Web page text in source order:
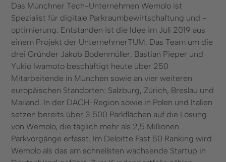
Das Münchner Tech-Unternehmen Wemolo ist
Spezialist für digitale Parkraumbewirtschaftung und -
optimierung. Entstanden ist die Idee im Juli 2019 aus
einem Projekt der UnternehmerTUM. Das Team um die
drei Gründer Jakob Bodenmüller, Bastian Pieper und
Yukio Iwamoto beschäftigt heute über 250
Mitarbeitende in München sowie an vier weiteren
europäischen Standorten: Salzburg, Zürich, Breslau und
Mailand. In der DACH-Region sowie in Polen und Italien
setzen bereits über 3.500 Parkflächen auf die Lösung
von Wemolo, die täglich mehr als 2,5 Millionen
Parkvorgänge erfasst. Im Deloitte Fast 50 Ranking wird
Wemolo als das am schnellsten wachsende Startup in